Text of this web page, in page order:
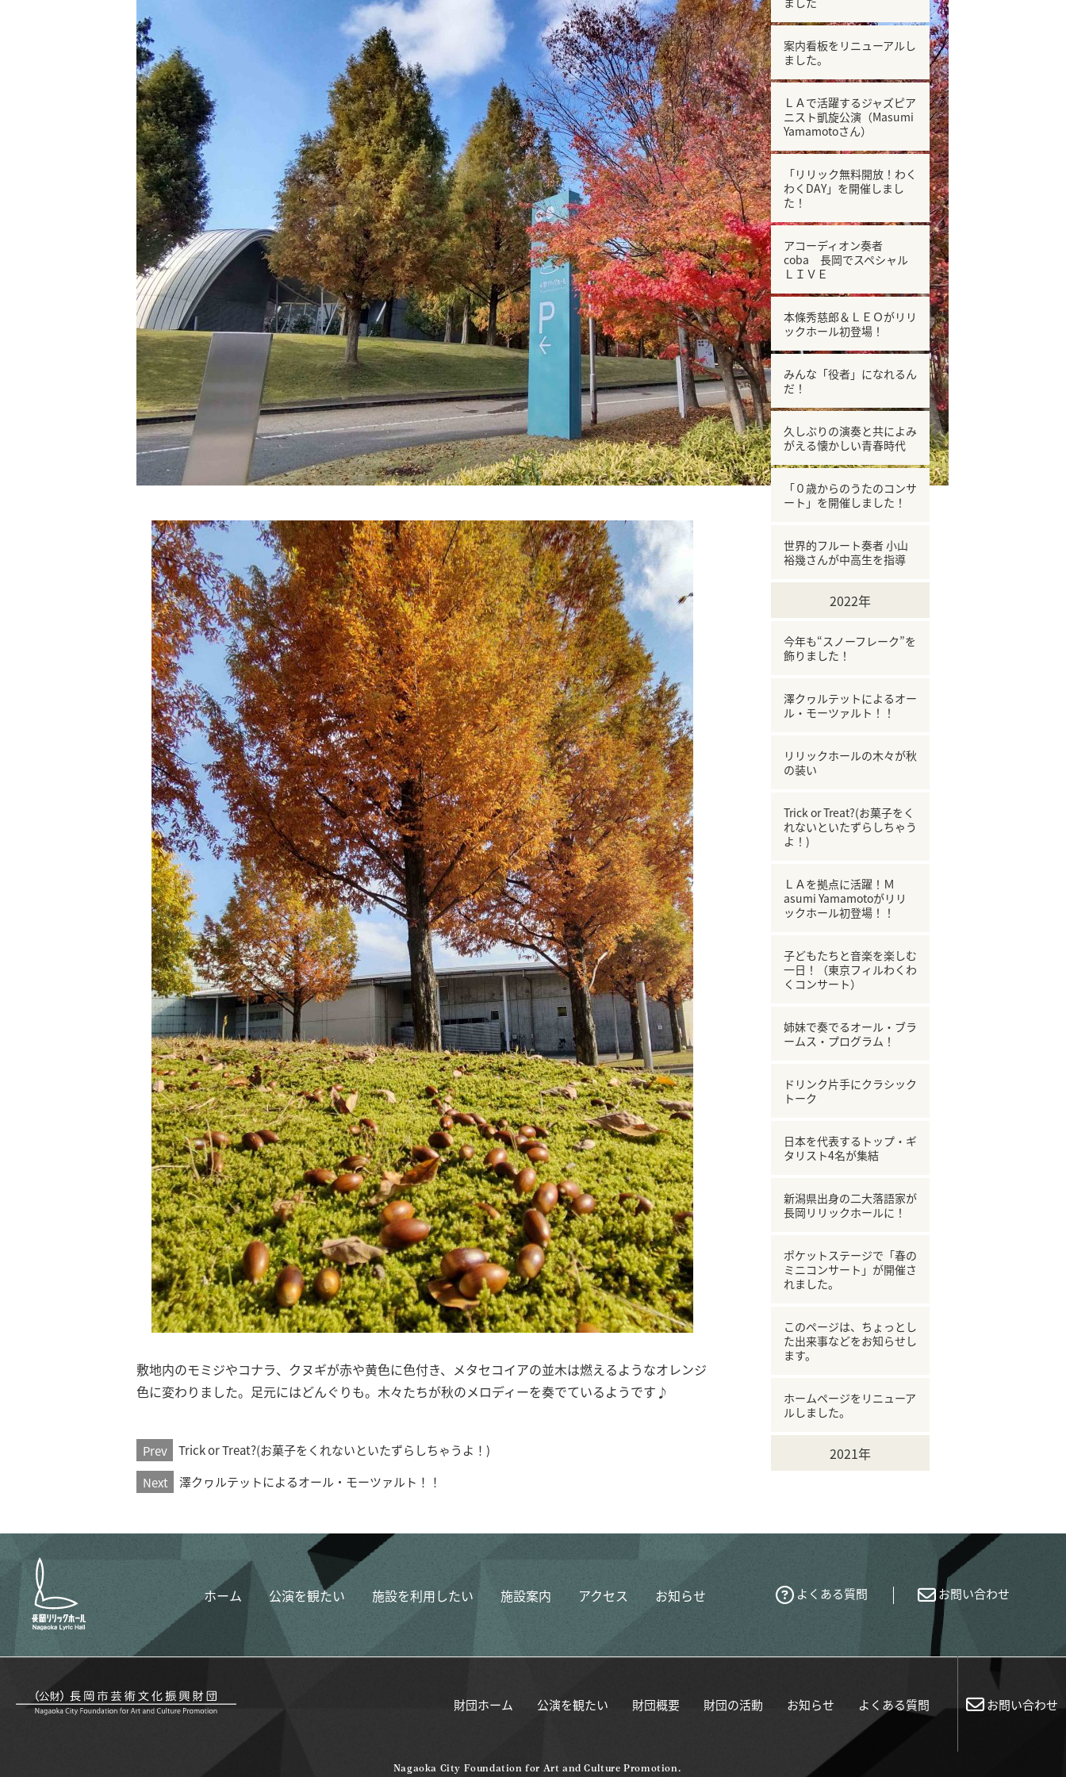
敷地内のモミジやコナラ、クヌギが赤や黄色に色付き、メタセコイアの並木は燃えるようなオレンジ
色に変わりました。足元にはどんぐりも。木々たちが秋のメロディーを奏でているようです♪
Prev
Trick or Treat?(お菓子をくれないといたずらしちゃうよ！)
Next
澤クヮルテットによるオール・モーツァルト！！
案内看板をリニューアルし
ました。
ＬＡで活躍するジャズピア
ニスト凱旋公演（Masumi
Yamamotoさん）
「リリック無料開放！わく
わくDAY」を開催しまし
た！
アコーディオン奏者
coba 長岡でスペシャル
ＬＩＶＥ
本條秀慈郎＆ＬＥＯがリリ
ックホール初登場！
みんな「役者」になれるん
だ！
久しぶりの演奏と共によみ
がえる懐かしい青春時代
「０歳からのうたのコンサ
ート」を開催しました！
世界的フルート奏者 小山
裕幾さんが中高生を指導
2022年
今年も“スノーフレーク”を
飾りました！
澤クヮルテットによるオー
ル・モーツァルト！！
リリックホールの木々が秋
の装い
Trick or Treat?(お菓子をく
れないといたずらしちゃう
よ！)
ＬＡを拠点に活躍！Ｍ
asumi Yamamotoがリリ
ックホール初登場！！
子どもたちと音楽を楽しむ
一日！（東京フィルわくわ
くコンサート）
姉妹で奏でるオール・ブラ
ームス・プログラム！
ドリンク片手にクラシック
トーク
日本を代表するトップ・ギ
タリスト4名が集結
新潟県出身の二大落語家が
長岡リリックホールに！
ポケットステージで「春の
ミニコンサート」が開催さ
れました。
このページは、ちょっとし
た出来事などをお知らせし
ます。
ホームページをリニューア
ルしました。
2021年
ホーム 公演を観たい 施設を利用したい 施設案内 アクセス お知らせ よくある質問 お問い合わせ
財団ホーム 公演を観たい 財団概要 財団の活動 お知らせ よくある質問 お問い合わせ
Nagaoka City Foundation for Art and Culture Promotion.